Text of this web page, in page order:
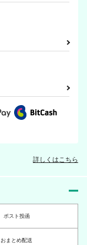
詳しくはこちら
ポスト投函
おまとめ配送